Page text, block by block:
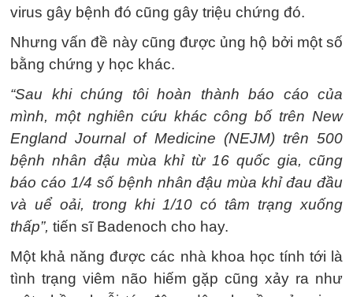
virus gây bệnh đó cũng gây triệu chứng đó.
Nhưng vấn đề này cũng được ủng hộ bởi một số
bằng chứng y học khác.
“Sau khi chúng tôi hoàn thành báo cáo của
mình, một nghiên cứu khác công bố trên New
England Journal of Medicine (NEJM) trên 500
bệnh nhân đậu mùa khỉ từ 16 quốc gia, cũng
báo cáo 1/4 số bệnh nhân đậu mùa khỉ đau đầu
và uể oải, trong khi 1/10 có tâm trạng xuống
thấp”, tiến sĩ Badenoch cho hay.
Một khả năng được các nhà khoa học tính tới là
tình trạng viêm não hiếm gặp cũng xảy ra như